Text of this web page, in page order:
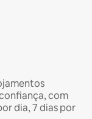
com
dia, 7 dias por